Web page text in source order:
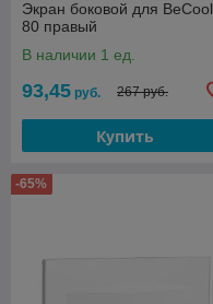
Экран боковой для BeCool
80 правый
В наличии 1 ед.
93,45 руб. 267 руб.
Купить
-65%